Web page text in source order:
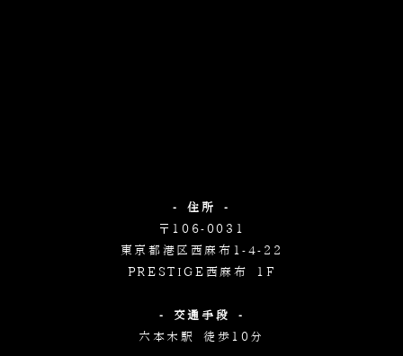
- 住所 -
〒106-0031
東京都港区西麻布1-4-22
PRESTIGE西麻布 1F
- 交通手段 -
六本木駅 徒歩10分